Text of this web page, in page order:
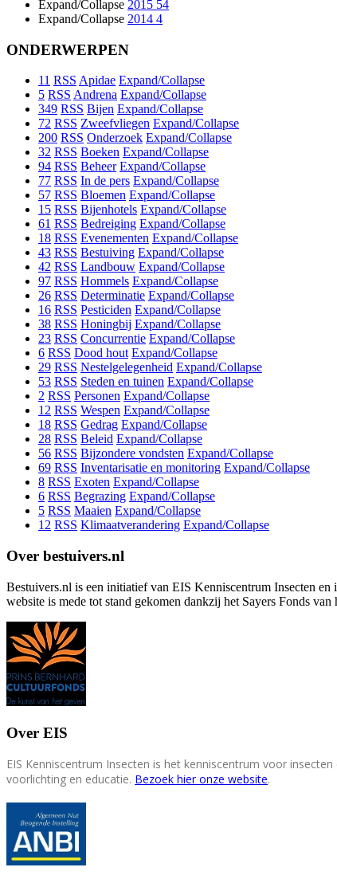
Expand/Collapse 2015 54
Expand/Collapse 2014 4
ONDERWERPEN
11 RSS Apidae Expand/Collapse
5 RSS Andrena Expand/Collapse
349 RSS Bijen Expand/Collapse
72 RSS Zweefvliegen Expand/Collapse
200 RSS Onderzoek Expand/Collapse
32 RSS Boeken Expand/Collapse
94 RSS Beheer Expand/Collapse
77 RSS In de pers Expand/Collapse
57 RSS Bloemen Expand/Collapse
15 RSS Bijenhotels Expand/Collapse
61 RSS Bedreiging Expand/Collapse
18 RSS Evenementen Expand/Collapse
43 RSS Bestuiving Expand/Collapse
42 RSS Landbouw Expand/Collapse
97 RSS Hommels Expand/Collapse
26 RSS Determinatie Expand/Collapse
16 RSS Pesticiden Expand/Collapse
38 RSS Honingbij Expand/Collapse
23 RSS Concurrentie Expand/Collapse
6 RSS Dood hout Expand/Collapse
29 RSS Nestelgelegenheid Expand/Collapse
53 RSS Steden en tuinen Expand/Collapse
2 RSS Personen Expand/Collapse
12 RSS Wespen Expand/Collapse
18 RSS Gedrag Expand/Collapse
28 RSS Beleid Expand/Collapse
56 RSS Bijzondere vondsten Expand/Collapse
69 RSS Inventarisatie en monitoring Expand/Collapse
8 RSS Exoten Expand/Collapse
6 RSS Begrazing Expand/Collapse
5 RSS Maaien Expand/Collapse
12 RSS Klimaatverandering Expand/Collapse
Over bestuivers.nl
Bestuivers.nl is een initiatief van EIS Kenniscentrum Insecten
website is mede tot stand gekomen dankzij het Sayers Fonds
Over EIS
EIS Kenniscentrum Insecten is het kenniscentrum voor
voorlichting en educatie. Bezoek hier onze website.